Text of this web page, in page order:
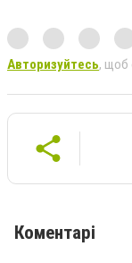
Авторизуйтесь, щоб
Коментарі